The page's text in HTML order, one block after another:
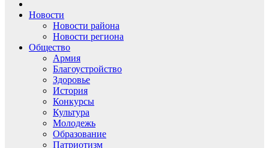
Новости
Новости района
Новости региона
Общество
Армия
Благоустройство
Здоровье
История
Конкурсы
Культура
Молодежь
Образование
Патриотизм